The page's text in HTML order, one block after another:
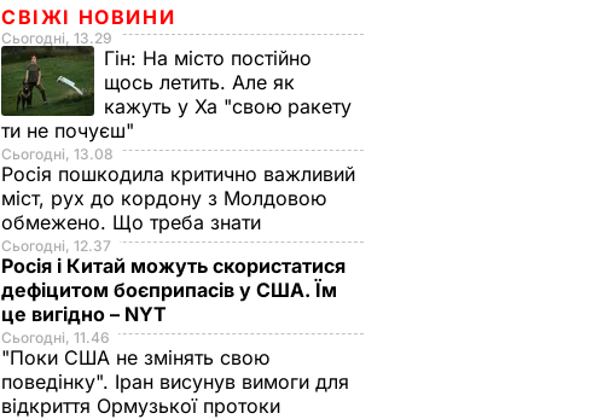
СВІЖІ НОВИНИ
Сьогодні, 13.29
Гін: На місто постійно
щось летить. Але як
кажуть у Ха "свою ракету
ти не почуєш"
Сьогодні, 13.08
Росія пошкодила критично важливий
міст, рух до кордону з Молдовою
обмежено. Що треба знати
Сьогодні, 12.37
Росія і Китай можуть скористатися
дефіцитом боєприпасів у США. Їм
це вигідно – NYT
Сьогодні, 11.46
"Поки США не змінять свою
поведінку". Іран висунув вимоги для
відкриття Ормузької протоки